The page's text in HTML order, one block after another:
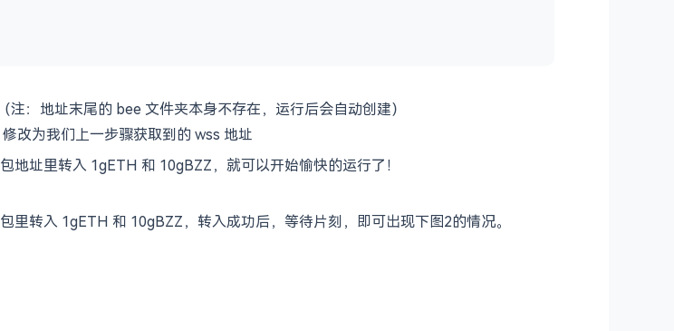
：地址末尾的 bee 文件夹本身不存在，运行后会自动创建）
改为我们上一步骤获取到的 wss 地址
址里转入 1gETH 和 10gBZZ，就可以开始愉快的运行了！
转入 1gETH 和 10gBZZ，转入成功后，等待片刻，即可出现下图2的情况。